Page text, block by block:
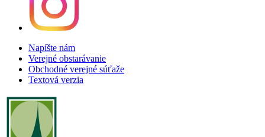
Napíšte nám
Verejné obstarávanie
Obchodné verejné súťaže
Textová verzia